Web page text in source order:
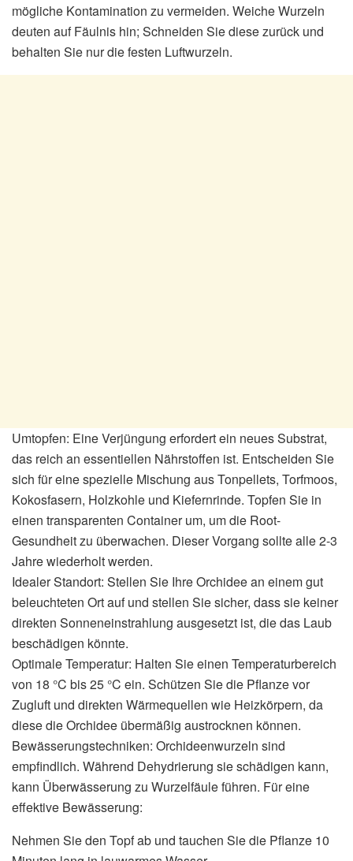
mögliche Kontamination zu vermeiden. Weiche Wurzeln
deuten auf Fäulnis hin; Schneiden Sie diese zurück und
behalten Sie nur die festen Luftwurzeln.
Umtopfen: Eine Verjüngung erfordert ein neues Substrat,
das reich an essentiellen Nährstoffen ist. Entscheiden Sie
sich für eine spezielle Mischung aus Tonpellets, Torfmoos,
Kokosfasern, Holzkohle und Kiefernrinde. Topfen Sie in
einen transparenten Container um, um die Root-
Gesundheit zu überwachen. Dieser Vorgang sollte alle 2-3
Jahre wiederholt werden.
Idealer Standort: Stellen Sie Ihre Orchidee an einem gut
beleuchteten Ort auf und stellen Sie sicher, dass sie keiner
direkten Sonneneinstrahlung ausgesetzt ist, die das Laub
beschädigen könnte.
Optimale Temperatur: Halten Sie einen Temperaturbereich
von 18 °C bis 25 °C ein. Schützen Sie die Pflanze vor
Zugluft und direkten Wärmequellen wie Heizkörpern, da
diese die Orchidee übermäßig austrocknen können.
Bewässerungstechniken: Orchideenwurzeln sind
empfindlich. Während Dehydrierung sie schädigen kann,
kann Überwässerung zu Wurzelfäule führen. Für eine
effektive Bewässerung:
Nehmen Sie den Topf ab und tauchen Sie die Pflanze 10